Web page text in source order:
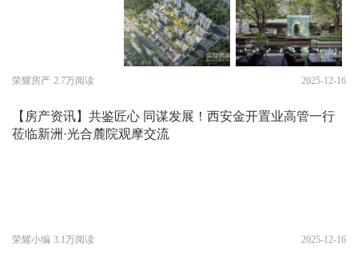
荣耀房产 2.7万阅读 2025-12-16
【房产资讯】共鉴匠心 同谋发展！西安金开置业高管一行
莅临新洲·光合麓院观摩交流
荣耀小编 3.1万阅读 2025-12-16